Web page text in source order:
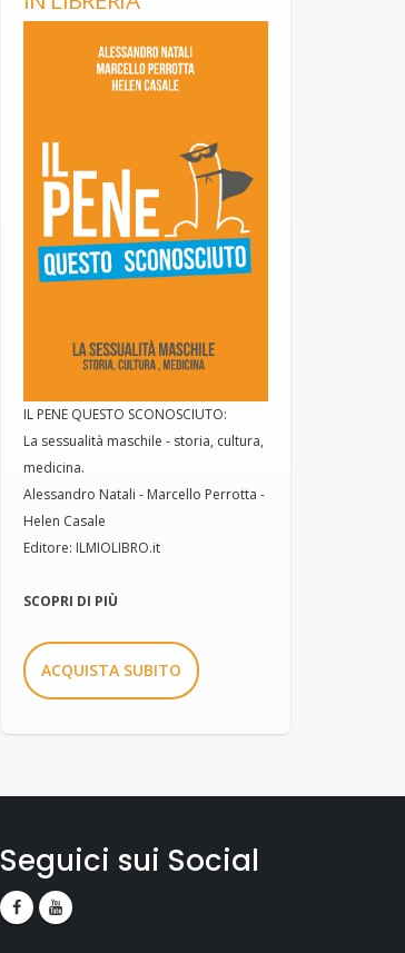
IL PENE QUESTO SCONOSCIUTO:
La sessualità maschile - storia, cultura,
medicina.
Alessandro Natali - Marcello Perrotta -
Helen Casale
Editore: ILMIOLIBRO.it
SCOPRI DI PIÙ
ACQUISTA SUBITO
Seguici sui Social